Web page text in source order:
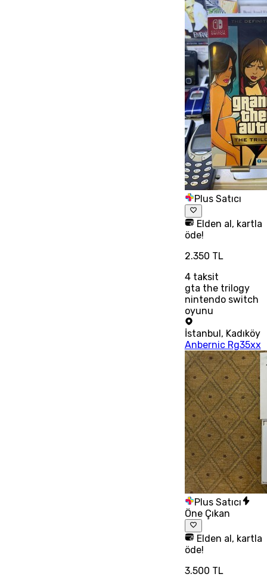
Plus Satıcı
Elden al, kartla
öde!
2.350 TL
4taksit
gta the trilogy
nintendo switch
oyunu
İstanbul, Kadıköy
Anbernic Rg35xx
Plus Satıcı
Öne Çıkan
Elden al, kartla
öde!
3.500 TL